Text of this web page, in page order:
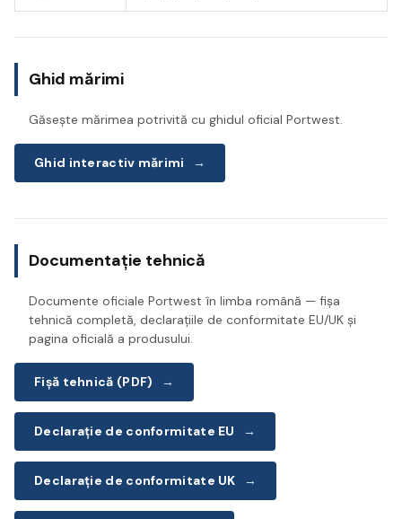
Ghid mărimi
Găsește mărimea potrivită cu ghidul oficial Portwest.
Ghid interactiv mărimi →
Documentație tehnică
Documente oficiale Portwest în limba română — fișa
tehnică completă, declarațiile de conformitate EU/UK și
pagina oficială a produsului.
Fișă tehnică (PDF) →
Declarație de conformitate EU →
Declarație de conformitate UK →